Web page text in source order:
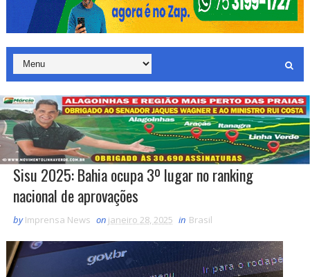
Sisu 2025: Bahia ocupa 3º lugar no ranking
nacional de aprovações
by Imprensa News on janeiro 28, 2025 in Brasil